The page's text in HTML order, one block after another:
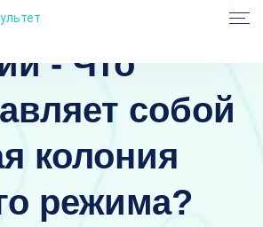
- Что
собой
колония
режима?